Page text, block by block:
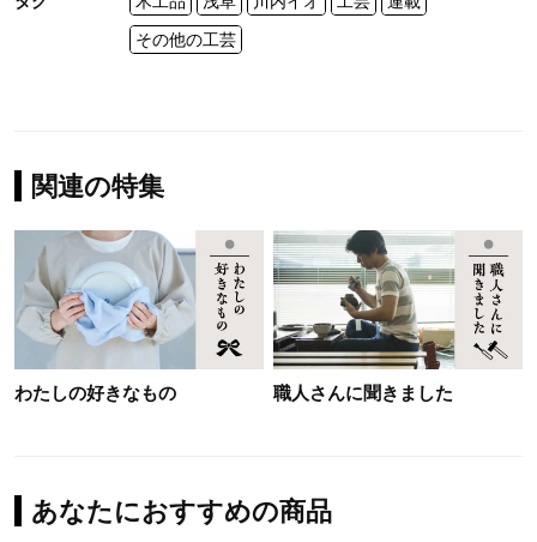
その他の工芸
関連の特集
わたしの好きなもの 職人さんに聞きました
あなたにおすすめの商品